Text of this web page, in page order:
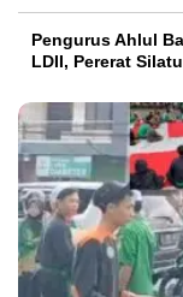
Pengurus Ahlul
LDII, Pererat